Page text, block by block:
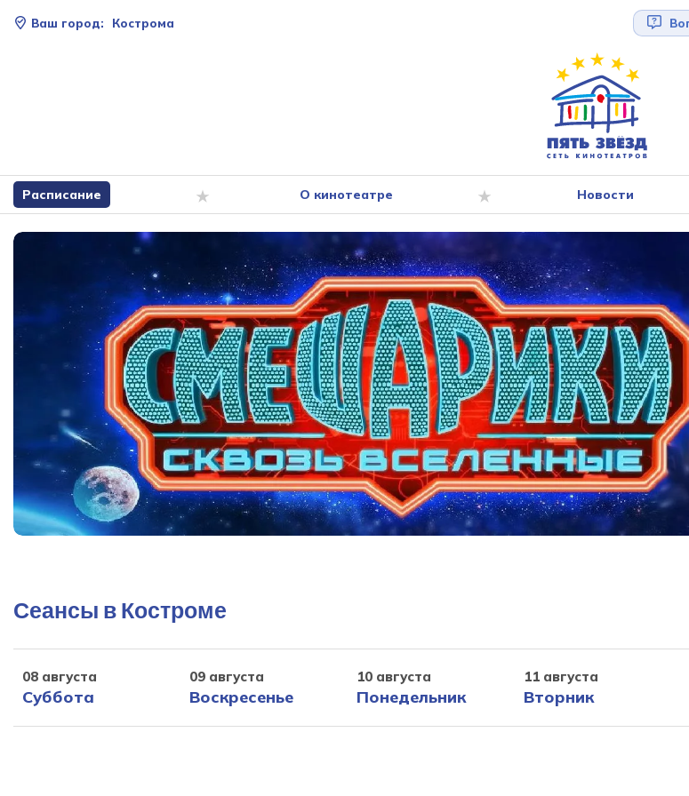
Ваш город: Кострома
Расписание О кинотеатре Новости
Сеансы в Костроме
08 августа
Суббота
09 августа
Воскресенье
10 августа
Понедельник
11 августа
Вторник